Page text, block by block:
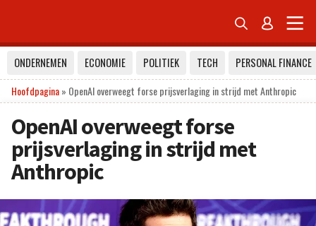
 
ONDERNEMEN ECONOMIE POLITIEK TECH
PERSONAL FINANCE
Hoofdpagina» OpenAI overweegt forse prijsverlaging in strijd met Anthropic
OpenAI overweegt forse
prijsverlaging in strijd met
Anthropic